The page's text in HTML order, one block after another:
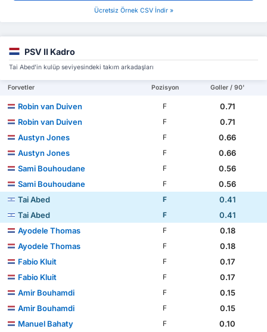
Ücretsiz Örnek CSV İndir »
PSV II Kadro
Tai Abed'in kulüp seviyesindeki takım arkadaşları
Forvetler Pozisyon Goller / 90'
Robin van Duiven F
0.71
Robin van Duiven
F
0.71
Austyn Jones
F
0.66
Austyn Jones
F
0.66
Sami Bouhoudane
F
0.56
Sami Bouhoudane
F
0.56
Tai Abed
F
0.41
Tai Abed
F
0.41
Ayodele Thomas
F
0.18
Ayodele Thomas
F
0.18
Fabio Kluit
F
0.17
Fabio Kluit
F
0.17
Amir Bouhamdi
F
0.15
Amir Bouhamdi
F
0.15
Manuel Bahaty
F
0.10